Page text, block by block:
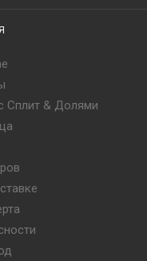
Сплит & Долями